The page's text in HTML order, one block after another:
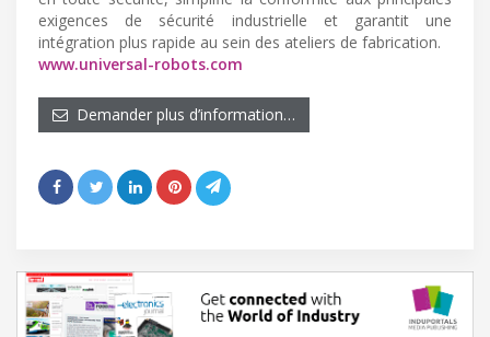
exigences de sécurité industrielle et garantit une
intégration plus rapide au sein des ateliers de fabrication.
www.universal-robots.com
Demander plus d’information…